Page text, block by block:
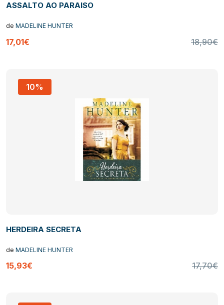
ASSALTO AO PARAISO
de MADELINE HUNTER
17,01€ 18,90€
10%
HERDEIRA SECRETA
de MADELINE HUNTER
15,93€ 17,70€